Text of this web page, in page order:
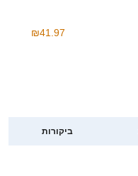
₪41.97
ביקורות